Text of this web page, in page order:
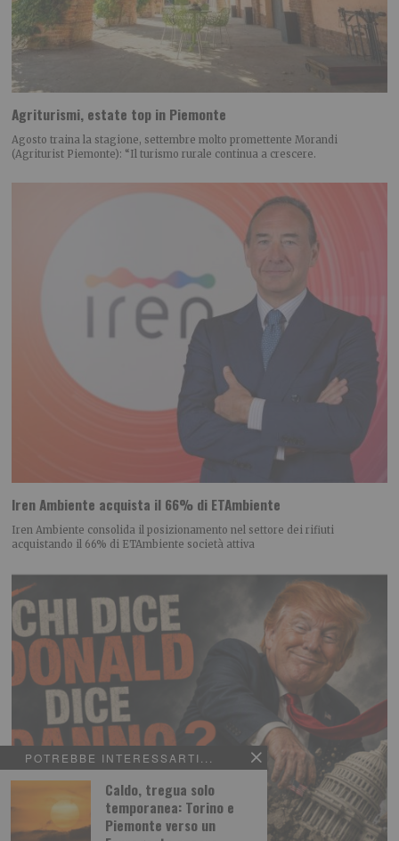
POTREBBE INTERESSARTI...
Caldo, tregua solo
temporanea: Torino e
Piemonte verso un
Agriturismi, estate top in Piemonte
Agosto traina la stagione, settembre molto promettente Morandi
(Agriturist Piemonte): “Il turismo rurale continua a crescere.
Iren Ambiente acquista il 66% di ETAmbiente
Iren Ambiente consolida il posizionamento nel settore dei rifiuti
acquistando il 66% di ETAmbiente società attiva